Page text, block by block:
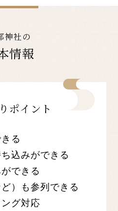
神社の
情報
ポイント
る
込みができる
できる
）も参列できる
グ対応